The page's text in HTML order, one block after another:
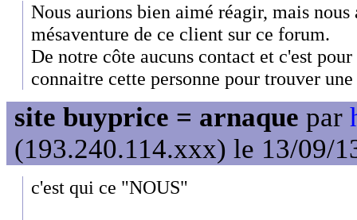
Nous aurions bien aimé réagir, mais nous
mésaventure de ce client sur ce forum.
De notre côte aucuns contact et c'est
connaitre cette personne pour trouver
site buyprice = arnaque par
(193.240.114.xxx) le 13/09/
c'est qui ce "NOUS"